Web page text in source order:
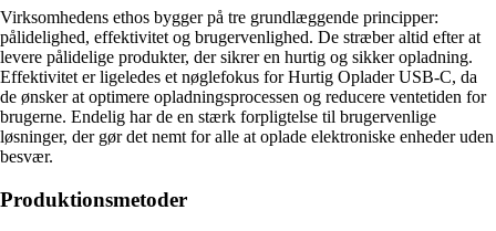
Virksomhedens ethos bygger på tre grundlæggende principper:
pålidelighed, effektivitet og brugervenlighed. De stræber altid efter at
levere pålidelige produkter, der sikrer en hurtig og sikker opladning.
Effektivitet er ligeledes et nøglefokus for Hurtig Oplader USB-C, da
de ønsker at optimere opladningsprocessen og reducere ventetiden for
brugerne. Endelig har de en stærk forpligtelse til brugervenlige
løsninger, der gør det nemt for alle at oplade elektroniske enheder uden
besvær.
Produktionsmetoder